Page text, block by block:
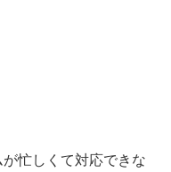
忙しくて対応できな